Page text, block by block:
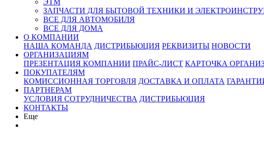
ЭТМ
ЗАПЧАСТИ ДЛЯ БЫТОВОЙ ТЕХНИКИ И
ВСЕ ДЛЯ АВТОМОБИЛЯ
ВСЕ ДЛЯ ДОМА
О КОМПАНИИ
НАША КОМАНДА ДИСТРИБЬЮЦИЯ РЕКВИЗИТЫ НОВОСТИ
ОРГАНИЗАЦИЯМ
ПРЕЗЕНТАЦИЯ КОМПАНИИ ПРАЙС-ЛИСТ КАРТОЧКА
ПОКУПАТЕЛЯМ
КОМИССИОННАЯ ТОРГОВЛЯ ДОСТАВКА И ОПЛАТА
ПАРТНЕРАМ
УСЛОВИЯ СОТРУДНИЧЕСТВА ДИСТРИБЬЮЦИЯ
КОНТАКТЫ
Еще